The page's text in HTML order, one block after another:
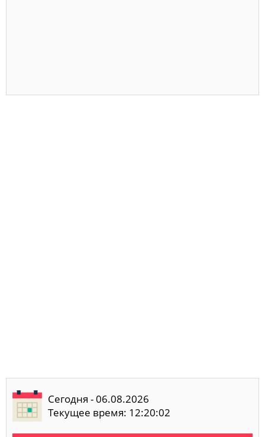
Сегодня - 06.08.2026
Текущее время: 12:20:02